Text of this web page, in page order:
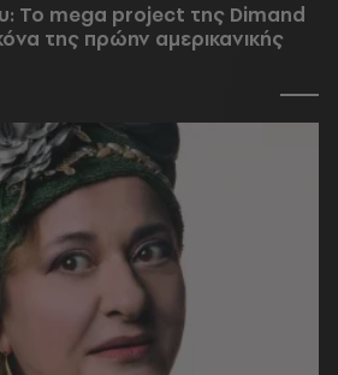
To mega project της Dimand
της πρώην αμερικανικής